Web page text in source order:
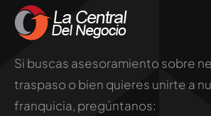
Si buscas asesoramiento sobre
traspaso o bien quieres unirte a
franquicia, pregúntanos: